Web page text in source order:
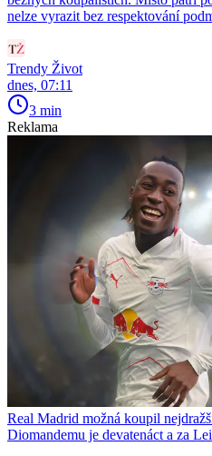
nelze vyrazit bez respektování
Trendy Život
dnes, 07:11
3 min
Reklama
Real Madrid možná koupil
Diomandemu je devatenáct a za